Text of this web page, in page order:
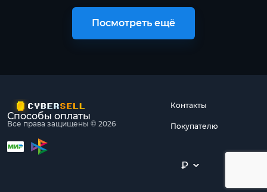
Посмотреть ещё
Все права защищены © 2026
Контакты
Покупателю
Способы оплаты
₽